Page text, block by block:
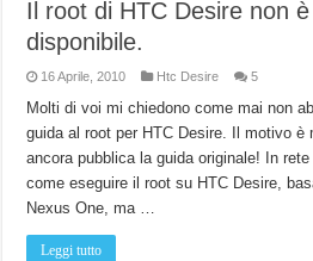
Il root di HTC Desire non
disponibile.
16 Aprile, 2010 Htc Desire 5
Molti di voi mi chiedono come mai non
guida al root per HTC Desire. Il motivo è
ancora pubblica la guida originale! In
come eseguire il root su HTC Desire,
Nexus One, ma …
Leggi tutto